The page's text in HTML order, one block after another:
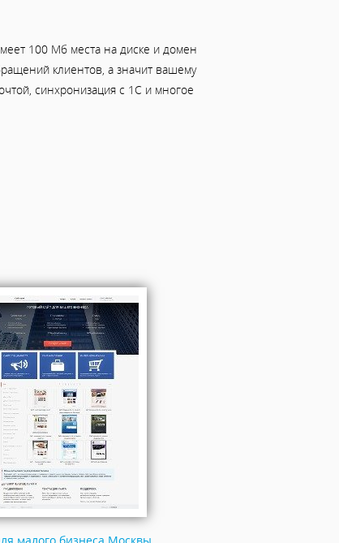
100 Мб места на диске и домен
клиентов, а значит вашему
синхронизация с 1С и многое